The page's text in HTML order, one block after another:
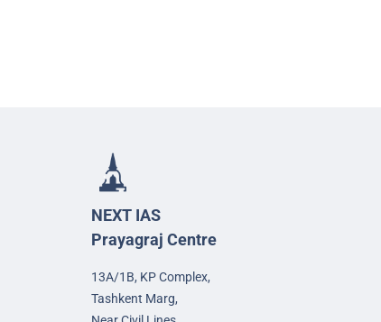
NEXT IAS
Prayagraj Centre
13A/1B, KP Complex,
Tashkent Marg,